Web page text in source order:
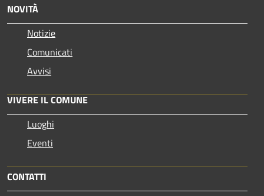
NOVITÀ
Notizie
Comunicati
Avvisi
VIVERE IL COMUNE
Luoghi
Eventi
CONTATTI